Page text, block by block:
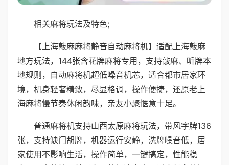
相关麻将玩法及特色;
【上海敲麻麻将静音自动麻将机】适配上海敲麻
地方玩法，144张含花牌麻将专用，支持敲麻、听牌本
地规则，自动麻将机超低噪音机芯，适合都市居家环
境，机身轻奢精致，尽显格调，操作便捷，还原老上
海麻将慢节奏休闲韵味，亲友小聚惬意十足。
普通麻将机支持山西太原麻将玩法，带风字牌136
张，支持缺门胡牌，机器运行安静，洗牌噪音低，居
家使用不影响生活，操作简单，一键搞定，性能稳